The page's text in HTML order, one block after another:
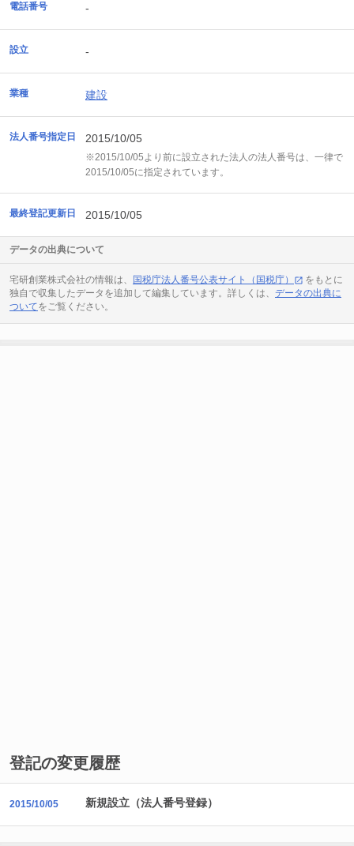
電話番号 -
設立 -
業種 建設
法人番号指定日 2015/10/05
※2015/10/05より前に設立された法人の法人番号は、一律で
2015/10/05に指定されています。
最終登記更新日 2015/10/05
データの出典について
宅研創業株式会社の情報は、 国税庁法人番号公表サイト（国税庁）
をもとに
独自で収集したデータを追加して編集しています。詳しくは、 データの出典に
ついてをご覧ください。
登記の変更履歴
2015/10/05 新規設立（法人番号登録）